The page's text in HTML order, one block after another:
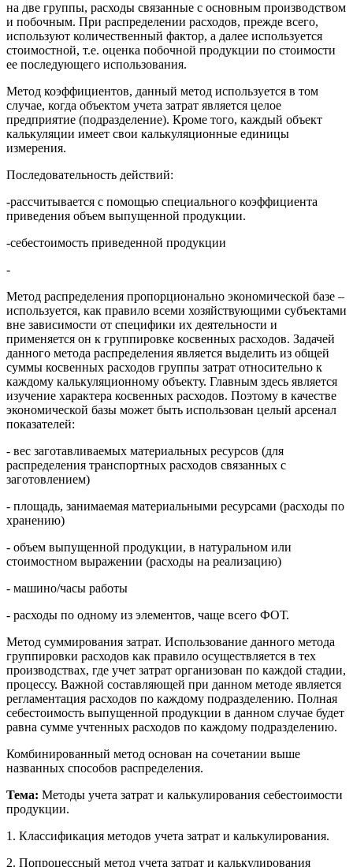
на две группы, расходы связанные с основным производством
и побочным. При распределении расходов, прежде всего,
используют количественный фактор, а далее используется
стоимостной, т.е. оценка побочной продукции по стоимости
ее последующего использования.
Метод коэффициентов, данный метод используется в том
случае, когда объектом учета затрат является целое
предприятие (подразделение). Кроме того, каждый объект
калькуляции имеет свои калькуляционные единицы
измерения.
Последовательность действий:
-рассчитывается с помощью специального коэффициента
приведения объем выпущенной продукции.
-себестоимость приведенной продукции
-
Метод распределения пропорционально экономической базе –
используется, как правило всеми хозяйствующими субъектами
вне зависимости от специфики их деятельности и
применяется он к группировке косвенных расходов. Задачей
данного метода распределения является выделить из общей
суммы косвенных расходов группы затрат относительно к
каждому калькуляционному объекту. Главным здесь является
изучение характера косвенных расходов. Поэтому в качестве
экономической базы может быть использован целый арсенал
показателей:
- вес заготавливаемых материальных ресурсов (для
распределения транспортных расходов связанных с
заготовлением)
- площадь, занимаемая материальными ресурсами (расходы по
хранению)
- объем выпущенной продукции, в натуральном или
стоимостном выражении (расходы на реализацию)
- машино/часы работы
- расходы по одному из элементов, чаще всего ФОТ.
Метод суммирования затрат. Использование данного метода
группировки расходов как правило осуществляется в тех
производствах, где учет затрат организован по каждой стадии,
процессу. Важной составляющей при данном методе является
регламентация расходов по каждому подразделению. Полная
себестоимость выпущенной продукции в данном случае будет
равна сумме учтенных расходов по каждому подразделению.
Комбинированный метод основан на сочетании выше
названных способов распределения.
Тема: Методы учета затрат и калькулирования себестоимости
продукции.
1. Классификация методов учета затрат и калькулирования.
2. Попроцессный метод учета затрат и калькулирования